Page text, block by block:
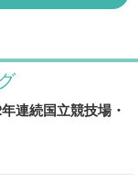
連続国立競技場・